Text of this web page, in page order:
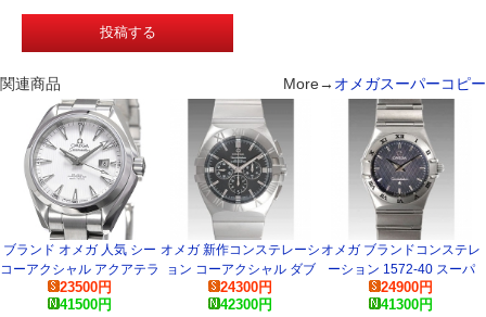
関連商品 More→ オメガスーパーコピー
ブランド オメガ 人気 シー
コーアクシャル アクアテラ
クロノメーター
231.10.34.20.04.001 時計
23500円
41500円
オメガ 新作コンステレーシ
ョン コーアクシャル ダブ
ルイーグル 1514-51 スー
パーコピー 時計
24300円
42300円
オメガ ブランドコンステレ
ーション 1572-40 スーパ
ーコピー 時計
24900円
41300円